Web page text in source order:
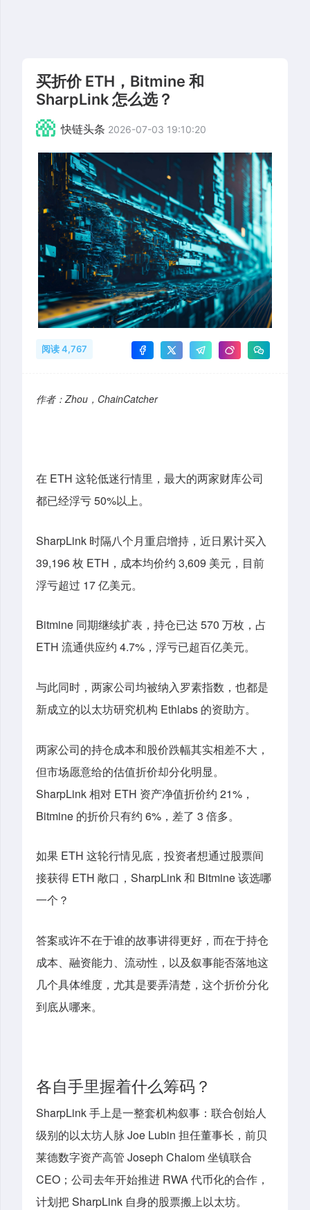
买折价 ETH，Bitmine 和
SharpLink 怎么选？
快链头条 2026-07-03 19:10:20
阅读 4,767
作者：Zhou，ChainCatcher
在 ETH 这轮低迷行情里，最大的两家财库公司
都已经浮亏 50%以上。
SharpLink 时隔八个月重启增持，近日累计买入
39,196 枚 ETH，成本均价约 3,609 美元，目前
浮亏超过 17 亿美元。
Bitmine 同期继续扩表，持仓已达 570 万枚，占
ETH 流通供应约 4.7%， 浮亏已超百亿美元。
与此同时，两家公司均被纳入罗素指数，也都是
新成立的以太坊研究机构 Ethlabs 的资助方。
两家公司的持仓成本和股价跌幅其实相差不大，
但市场愿意给的估值折价却分化明显。
SharpLink 相对 ETH 资产净值折价约 21%，
Bitmine 的折价只有约 6%，差了 3 倍多。
如果 ETH 这轮行情见底 ，投资者想通过股票间
接获得 ETH 敞口，SharpLink 和 Bitmine 该选哪
一个？
答案或许不在于谁的故事讲得更好，而在于持仓
成本、融资能力、流动性，以及叙事能否落地这
几个具体维度 ， 尤其是要弄清楚，这个折价分化
到底从哪来。
各自手里握着什么筹码？
SharpLink 手上是一整套机构叙事 ： 联合创始人
级别的以太坊人脉 Joe Lubin 担任董事长，前贝
莱德数字资产高管 Joseph Chalom 坐镇联合
CEO ； 公司去年开始推进 RWA 代币化的合作，
计划把 SharpLink 自身的股票搬上以太坊。